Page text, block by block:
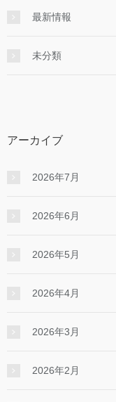
最新情報
未分類
アーカイブ
2026年7月
2026年6月
2026年5月
2026年4月
2026年3月
2026年2月